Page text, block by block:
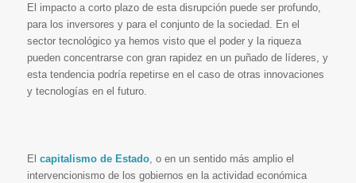
El impacto a corto plazo de esta disrupción puede ser profundo,
para los inversores y para el conjunto de la sociedad. En el
sector tecnológico ya hemos visto que el poder y la riqueza
pueden concentrarse con gran rapidez en un puñado de líderes, y
esta tendencia podría repetirse en el caso de otras innovaciones
y tecnologías en el futuro.
El capitalismo de Estado, o en un sentido más amplio el
intervencionismo de los gobiernos en la actividad económica